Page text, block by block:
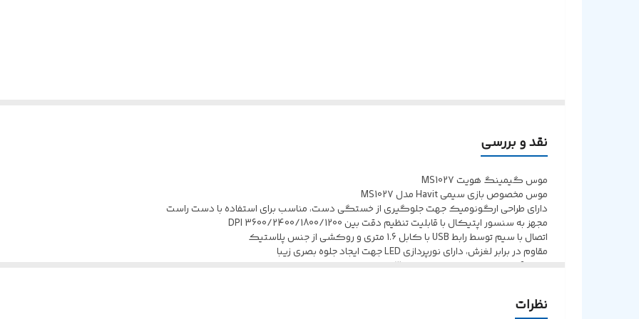
نقد و بررسی
موس گیمینگ هویت MS1027
موس مخصوص بازی سیمی Havit مدل MS1027
دارای طراحی ارگونومیک جهت جلوگیری از خستگی دست، مناسب برای استفاده با دست راست
مجهز به سنسور اپتیکال با قابلیت تنظیم دقت بین DPI 3600/2400/1800/1200
اتصال با سیم توسط رابط USB با کابل 1.6 متری و روکشی از جنس پلاستیک
مقاوم در برابر لغزش، دارای نورپردازی LED جهت ایجاد جلوه بصری زیبا
نظرات